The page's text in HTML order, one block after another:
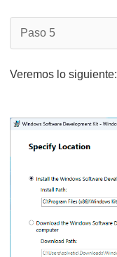
Paso 5
Veremos lo siguiente: